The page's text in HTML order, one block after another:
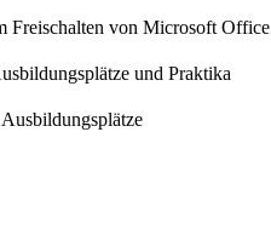
Freischalten von Microsoft Office
und Praktika